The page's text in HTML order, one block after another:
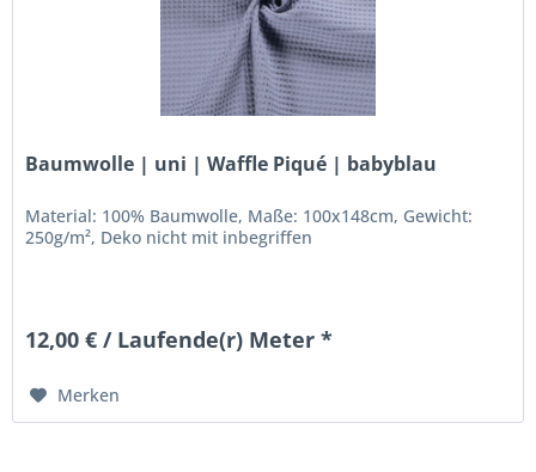
Baumwolle | uni | Waffle Piqué | babyblau
Material: 100% Baumwolle, Maße: 100x148cm, Gewicht:
250g/m², Deko nicht mit inbegriffen
12,00 € / Laufende(r) Meter *
Merken